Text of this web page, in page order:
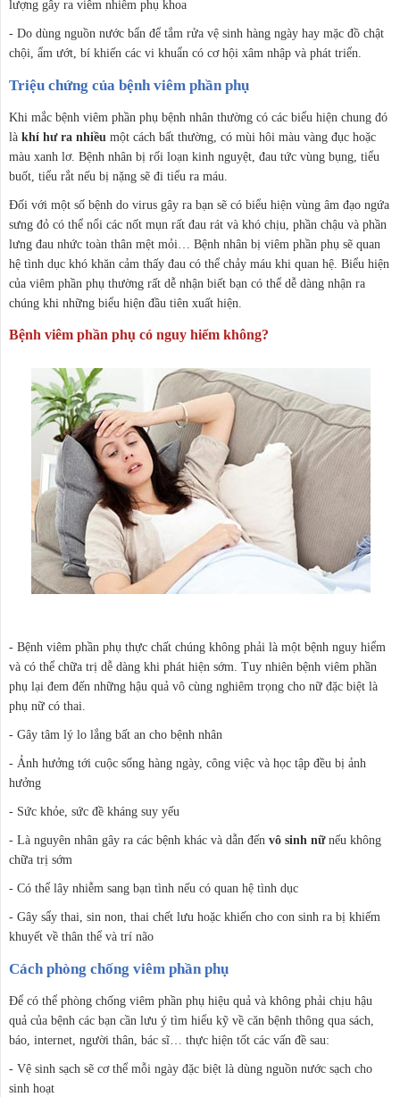
lượng gây ra viêm nhiễm phụ khoa
- Do dùng nguồn nước bẩn để tắm rửa vệ sinh hàng ngày hay mặc đồ chật
chội, ẩm ướt, bí khiến các vi khuẩn có cơ hội xâm nhập và phát triển.
Triệu chứng của bệnh viêm phần phụ
Khi mắc bệnh viêm phần phụ bệnh nhân thường có các biểu hiện chung đó
là khí hư ra nhiềumột cách bất thường, có mùi hôi màu vàng đục hoặc
màu xanh lơ. Bệnh nhân bị rối loạn kinh nguyệt, đau tức vùng bụng, tiểu
buốt, tiểu rắt nếu bị nặng sẽ đi tiểu ra máu.
Đối với một số bệnh do virus gây ra bạn sẽ có biểu hiện vùng âm đạo ngứa
sưng đỏ có thể nổi các nốt mụn rất đau rát và khó chịu, phần chậu và phần
lưng đau nhức toàn thân mệt mỏi… Bệnh nhân bị viêm phần phụ sẽ quan
hệ tình dục khó khăn cảm thấy đau có thể chảy máu khi quan hệ. Biểu hiện
của viêm phần phụ thường rất dễ nhận biết bạn có thể dễ dàng nhận ra
chúng khi những biểu hiện đầu tiên xuất hiện.
Bệnh viêm phần phụ có nguy hiểm không?
- Bệnh viêm phần phụ thực chất chúng không phải là một bệnh nguy hiểm
và có thể chữa trị dễ dàng khi phát hiện sớm. Tuy nhiên bệnh viêm phần
phụ lại đem đến những hậu quả vô cùng nghiêm trọng cho nữ đặc biệt là
phụ nữ có thai.
- Gây tâm lý lo lắng bất an cho bệnh nhân
- Ảnh hưởng tới cuộc sống hàng ngày, công việc và học tập đều bị ảnh
hưởng
- Sức khỏe, sức đề kháng suy yếu
- Là nguyên nhân gây ra các bệnh khác và dẫn đến vô sinh nữnếu không
chữa trị sớm
- Có thể lây nhiễm sang bạn tình nếu có quan hệ tình dục
- Gây sẩy thai, sin non, thai chết lưu hoặc khiến cho con sinh ra bị khiếm
khuyết về thân thể và trí não
Cách phòng chống viêm phần phụ
Để có thể phòng chống viêm phần phụ hiệu quả và không phải chịu hậu
quả của bệnh các bạn cần lưu ý tìm hiểu kỹ về căn bệnh thông qua sách,
báo, internet, người thân, bác sĩ… thực hiện tốt các vấn đề sau:
- Vệ sinh sạch sẽ cơ thể mỗi ngày đặc biệt là dùng nguồn nước sạch cho
sinh hoạt